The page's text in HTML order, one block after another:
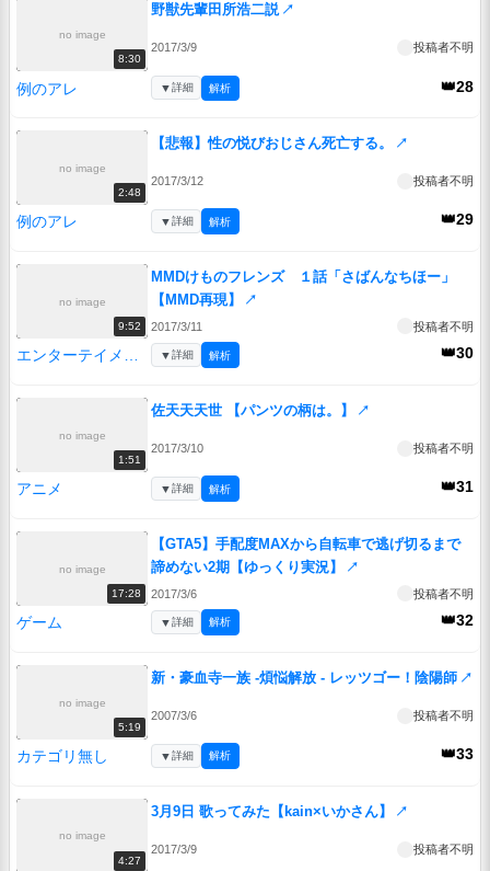
no image
8:30
野獣先輩田所浩二説 ↗
2017/3/9 投稿者不明
例のアレ 👑28
▼詳細 解析
no image
2:48
【悲報】性の悦びおじさん死亡する。 ↗
2017/3/12 投稿者不明
例のアレ 👑29
▼詳細 解析
no image
9:52
MMDけものフレンズ １話「さばんなちほー」
【MMD再現】
↗
2017/3/11 投稿者不明
エンターテイメント 👑30
▼詳細 解析
no image
1:51
佐天天天世 【パンツの柄は。】 ↗
2017/3/10 投稿者不明
アニメ 👑31
▼詳細 解析
no image
17:28
【GTA5】手配度MAXから自転車で逃げ切るまで
諦めない2期【ゆっくり実況】
↗
2017/3/6 投稿者不明
ゲーム 👑32
▼詳細 解析
no image
5:19
新・豪血寺一族 -煩悩解放 - レッツゴー！陰陽師 ↗
2007/3/6 投稿者不明
カテゴリ無し 👑33
▼詳細 解析
no image
4:27
3月9日 歌ってみた【kain×いかさん】 ↗
2017/3/9 投稿者不明